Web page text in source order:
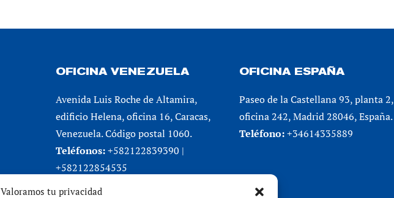
Valoramos tu privacidad
OFICINA VENEZUELA
Avenida Luis Roche de Altamira,
edificio Helena, oficina 16, Caracas,
Venezuela. Código postal 1060.
Teléfonos:+582122839390 |
+582122854535
OFICINA ESPAÑA
Paseo de la Castellana 93, planta 2,
oficina 242, Madrid 28046, España.
Teléfono:+34614335889